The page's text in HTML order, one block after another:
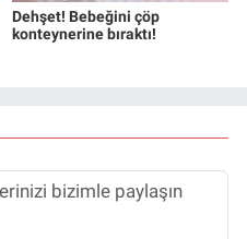
Dehşet! Bebeğini çöp
konteynerine bıraktı!